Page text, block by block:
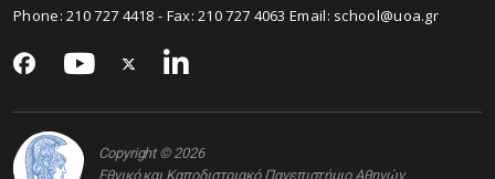
Phone:210 727 4418 - Fax:210 727 4063 Email: school@uoa.gr
Copyright © 2026
Εθνικό και Καποδιστριακό Πανεπιστήμιο Αθηνών